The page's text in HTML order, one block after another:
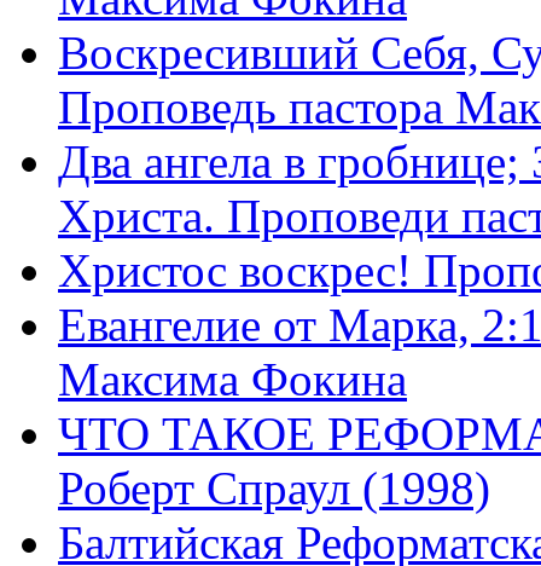
Воскресивший Себя,
Проповедь пастора
Два ангела в
Христа. Проповеди
Христос воскрес!
Евангелие от Марка,
Максима Фокина
ЧТО ТАКОЕ
Роберт Спраул (1998)
Балтийская